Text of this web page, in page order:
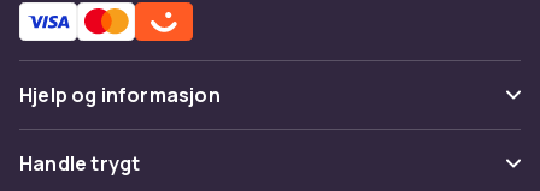
Hjelp og informasjon
Vanlige spørsmål
Handle trygt